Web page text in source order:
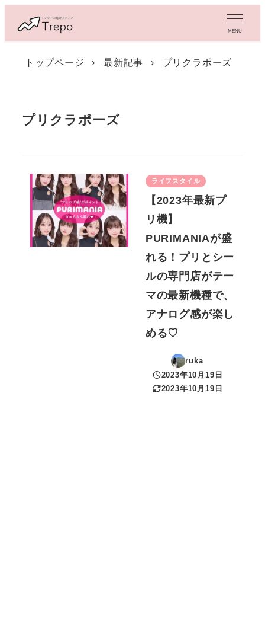
MENU
トップページ 最新記事 プリクラポーズ
プリクラポーズ
ライフスタイル
【2023年最新プ
リ機】
PURIMANIAが盛
れる！プリとシー
ルの専門店がテー
マの最新機種で、
アナログ感が楽し
める♡
ruka
投稿日
2023年10月19日
更新日
2023年10月19日